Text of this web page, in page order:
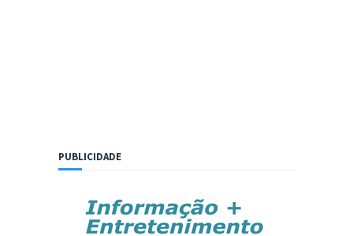
PUBLICIDADE